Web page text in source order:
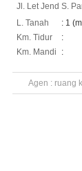
Jl. Let Jend S.
L. Tanah
: 1
Km. Tidur
:
Km. Mandi
:
Agen : ruang